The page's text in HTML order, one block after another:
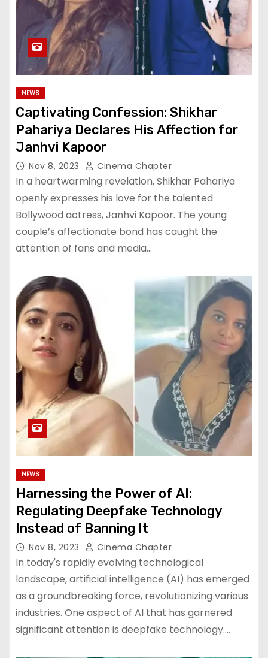
NEWS
Captivating Confession: Shikhar
Pahariya Declares His Affection for
Janhvi Kapoor
Nov 8, 2023 Cinema Chapter
In a heartwarming revelation, Shikhar Pahariya
openly expresses his love for the talented
Bollywood actress, Janhvi Kapoor. The young
couple’s affectionate bond has caught the
attention of fans and media…
NEWS
Harnessing the Power of AI:
Regulating Deepfake Technology
Instead of Banning It
Nov 8, 2023 Cinema Chapter
In today's rapidly evolving technological
landscape, artificial intelligence (AI) has emerged
as a groundbreaking force, revolutionizing various
industries. One aspect of AI that has garnered
significant attention is deepfake technology.…